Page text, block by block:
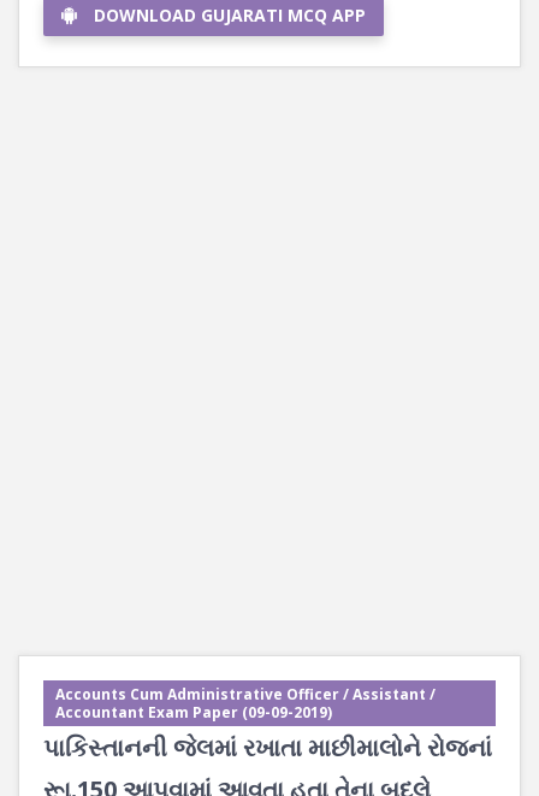
DOWNLOAD GUJARATI MCQ APP
Accounts Cum Administrative Officer / Assistant /
Accountant Exam Paper (09-09-2019)
પાકિસ્તાનની જેલમાં રખાતા માછીમાલોને રોજનાં
રૂા.150 આપવામાં આવતા હતા તેના બદલે